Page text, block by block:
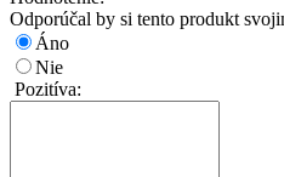
Odporúčal by si tento produkt
Áno
Nie
Pozitíva: